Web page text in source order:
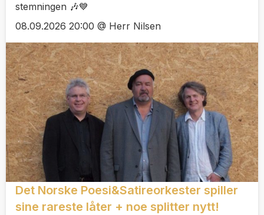
stemningen 🎶💙
08.09.2026 20:00 @ Herr Nilsen
Det Norske Poesi&Satireorkester spiller
sine rareste låter + noe splitter nytt!